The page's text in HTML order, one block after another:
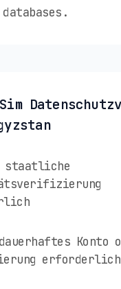
staatliche
Konto
erforderlich